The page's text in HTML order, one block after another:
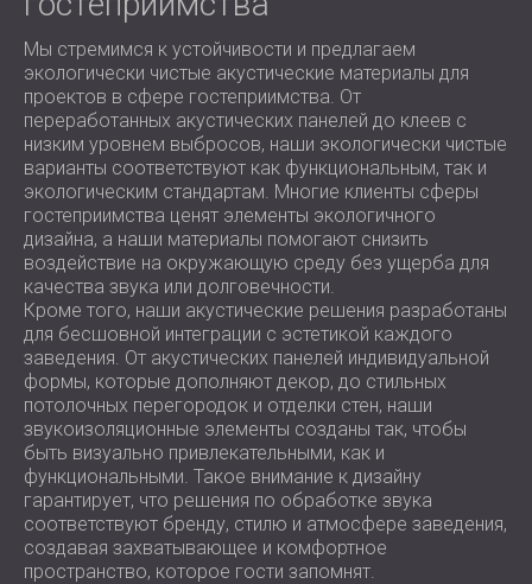
Мы стремимся к устойчивости и предлагаем
экологически чистые акустические материалы для
проектов в сфере гостеприимства. От
переработанных акустических панелей до клеев с
низким уровнем выбросов, наши экологически чистые
варианты соответствуют как функциональным, так и
экологическим стандартам. Многие клиенты сферы
гостеприимства ценят элементы экологичного
дизайна, а наши материалы помогают снизить
воздействие на окружающую среду без ущерба для
качества звука или долговечности.
Кроме того, наши акустические решения разработаны
для бесшовной интеграции с эстетикой каждого
заведения. От акустических панелей индивидуальной
формы, которые дополняют декор, до стильных
потолочных перегородок и отделки стен, наши
звукоизоляционные элементы созданы так, чтобы
быть визуально привлекательными, как и
функциональными. Такое внимание к дизайну
гарантирует, что решения по обработке звука
соответствуют бренду, стилю и атмосфере заведения,
создавая захватывающее и комфортное
пространство, которое гости запомнят.